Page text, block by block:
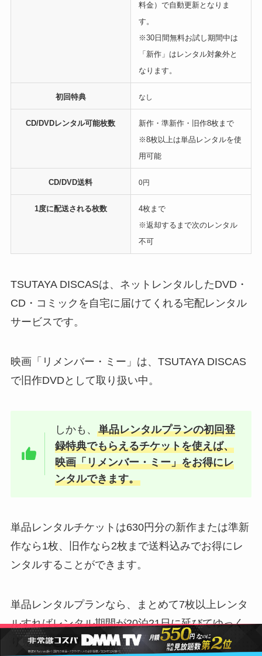
料金）で自動更新となりま
す。
※30日間無料お試し期間中は
「新作」はレンタル対象外と
なります。
初回特典 なし
CD/DVDレンタル可能枚数
新作・準新作・旧作8枚まで
※8枚以上は単品レンタルを使
用可能
CD/DVD送料 0円
1度に配送される枚数
4枚まで
※返却するまで次のレンタル
不可
TSUTAYA DISCASは、ネットレンタルしたDVD・
CD・コミックを自宅に届けてくれる宅配レンタル
サービスです。
映画「リメンバー・ミー」は、TSUTAYA DISCAS
で旧作DVDとして取り扱い中。
しかも、単品レンタルプランの初回登
録特典でもらえるチケットを使えば、
映画「リメンバー・ミー」をお得にレ
ンタルできます。
単品レンタルチケットは630円分の新作または準新
作なら1枚、旧作なら2枚まで送料込みでお得にレ
ンタルすることができます。
単品レンタルプランなら、まとめて7枚以上レンタ
ルすればレンタル期間が20泊21日に延びてゆっく
り見ることが可能です。